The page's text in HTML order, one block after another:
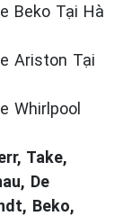
Beko Tại Hà
Ariston Tại
Whirlpool
Take,
De
Beko,